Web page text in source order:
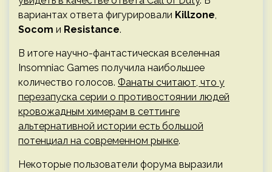
вариантах ответа фигурировали Killzone,
Socom и Resistance.
В итоге научно-фантастическая вселенная
Insomniac Games получила наибольшее
количество голосов. Фанаты считают, что у
перезапуска серии о противостоянии людей
кровожадным химерам в сеттинге
альтернативной истории есть большой
потенциал на современном рынке.
Некоторые пользователи форума выразили